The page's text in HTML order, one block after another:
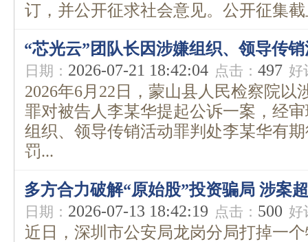
订，并公开征求社会意见。公开征集
“芯光云”团队长因涉嫌组织、领导传
日期： 2026-07-21 18:42:04 点击： 497 好
2026年6月22日，蒙山县人民检察院以
罪对被告人李某华提起公诉一案，经
组织、领导传销活动罪判处李某华有
罚...
多方合力破解“原始股”投资骗局 涉案
日期： 2026-07-13 18:42:19 点击： 500 好
近日，深圳市公安局龙岗分局打掉一